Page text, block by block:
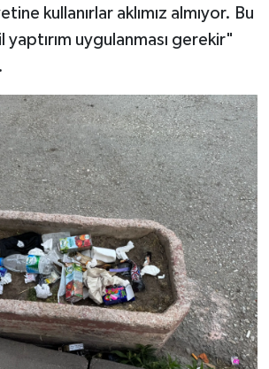
kullanırlar aklımız almıyor. Bu
yaptırım uygulanması gerekir"